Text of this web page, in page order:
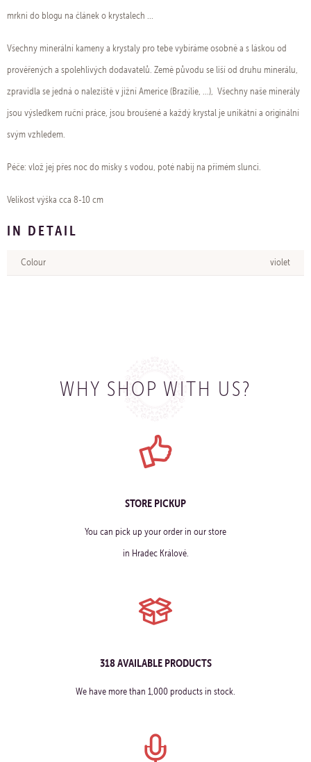
mrkni do blogu na článek o krystalech ...
Všechny minerální kameny a krystaly pro tebe vybíráme osobně a s láskou od
prověřených a spolehlivých dodavatelů. Země původu se liší od druhu minerálu,
zpravidla se jedná o naleziště v jižní Americe (Brazílie, ...), Všechny naše minerály
jsou výsledkem ruční práce, jsou broušené a každý krystal je unikátní a originální
svým vzhledem.
Péče: vlož jej přes noc do misky s vodou, poté nabij na přímém slunci.
Velikost výška cca 8-10 cm
IN DETAIL
Colour violet
WHY SHOP WITH US?
STORE PICKUP
You can pick up your order in our store
in Hradec Králové.
318 AVAILABLE PRODUCTS
We have more than 1,000 products in stock.